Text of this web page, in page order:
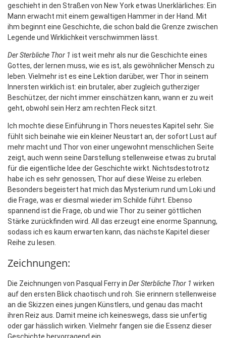
geschieht in den Straßen von New York etwas Unerklärliches: Ein
Mann erwacht mit einem gewaltigen Hammer in der Hand. Mit
ihm beginnt eine Geschichte, die schon bald die Grenze zwischen
Legende und Wirklichkeit verschwimmen lässt.
Der Sterbliche Thor 1 ist weit mehr als nur die Geschichte eines
Gottes, der lernen muss, wie es ist, als gewöhnlicher Mensch zu
leben. Vielmehr ist es eine Lektion darüber, wer Thor in seinem
Innersten wirklich ist: ein brutaler, aber zugleich gutherziger
Beschützer, der nicht immer einschätzen kann, wann er zu weit
geht, obwohl sein Herz am rechten Fleck sitzt.
Ich mochte diese Einführung in Thors neuestes Kapitel sehr. Sie
fühlt sich beinahe wie ein kleiner Neustart an, der sofort Lust auf
mehr macht und Thor von einer ungewohnt menschlichen Seite
zeigt, auch wenn seine Darstellung stellenweise etwas zu brutal
für die eigentliche Idee der Geschichte wirkt. Nichtsdestotrotz
habe ich es sehr genossen, Thor auf diese Weise zu erleben.
Besonders begeistert hat mich das Mysterium rund um Loki und
die Frage, was er diesmal wieder im Schilde führt. Ebenso
spannend ist die Frage, ob und wie Thor zu seiner göttlichen
Stärke zurückfinden wird. All das erzeugt eine enorme Spannung,
sodass ich es kaum erwarten kann, das nächste Kapitel dieser
Reihe zu lesen.
Zeichnungen:
Die Zeichnungen von Pasqual Ferry in Der Sterbliche Thor 1 wirken
auf den ersten Blick chaotisch und roh. Sie erinnern stellenweise
an die Skizzen eines jungen Künstlers, und genau das macht
ihren Reiz aus. Damit meine ich keineswegs, dass sie unfertig
oder gar hässlich wirken. Vielmehr fangen sie die Essenz dieser
Geschichte hervorragend ein.